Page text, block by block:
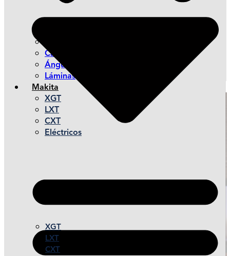
Canales y Canaletas
Ángulos y Esquineros
Láminas
Makita
XGT
LXT
CXT
Eléctricos
XGT
LXT
CXT